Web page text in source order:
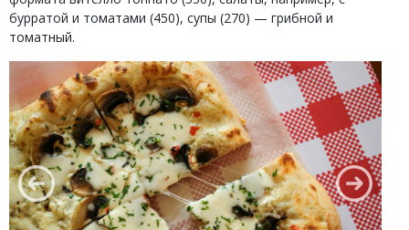
бурратой и томатами (450), супы (270) — грибной и
томатный.